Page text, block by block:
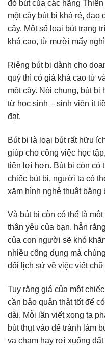
đó bút của các hãng
một cây bút bi khá rẻ, dao
cây. Một số loại bút trang
khá cao, từ mười mấy
Riêng bút bi dành cho
quý thì có giá khá cao từ
một cây. Nói chung, bút
từ học sinh – sinh viên ít
đạt.
Bút bi là loại bút rất hữu
giúp cho công việc học
tiện lợi hơn. Bút bi còn có
chiếc bút bi, người ta có
xăm hình nghệ thuật bằng
Và bút bi còn có thể là
thân yêu của bạn. hẳn
của con người sẽ khó
nhiều công dụng mà
đổi lịch sử về việc viết
Tuy rằng giá của một
cần bảo quản thật tốt để
dài. Mỗi lần viết xong ta
bút thụt vào để tránh làm
va chạm hay rơi xuống